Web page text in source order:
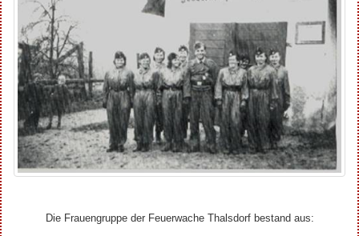
Die Frauengruppe der Feuerwache Thalsdorf bestand aus: